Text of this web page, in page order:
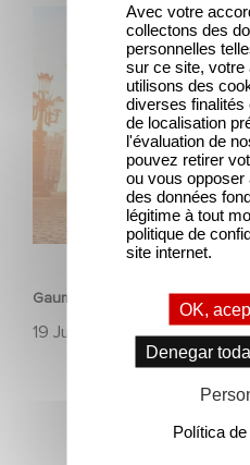
Gaumont y Good Hero
19 Junio 2026
Gaumont y Good Hero
Avec votre
collectons des
personnelles
sur ce site, votre
utilisons des
diverses
de localisation
l'évaluation de
pouvez retirer
ou vous opposer
des données
légitime à tout
politique de
site internet.
OK,
Denegar
Política